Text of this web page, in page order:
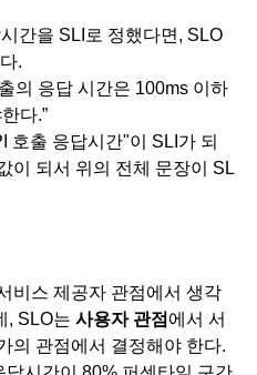
간을 SLI로 정했다면, SLO
.
의 응답 시간은 100ms 이하
다.”
호출 응답시간"이 SLI가 되
이 되서 위의 전체 문장이 SL
비스 제공자 관점에서 생각
, SLO는 사용자 관점 에서 서
의 관점에서 결정해야 한다.